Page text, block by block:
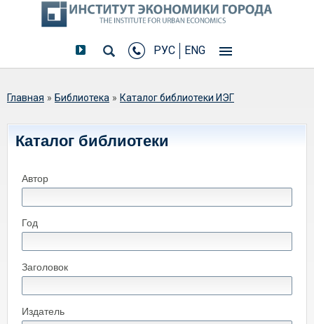
РУС ENG
Вы здесь
Главная » Библиотека » Каталог библиотеки ИЭГ
Каталог библиотеки
Автор
Год
Заголовок
Издатель